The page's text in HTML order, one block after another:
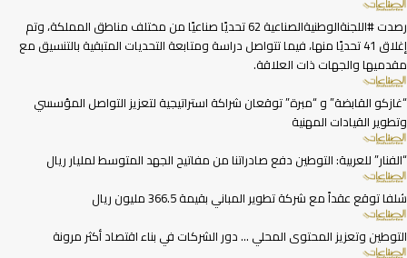
رصدت #اللجنةالوطنيةالصناعية 62 تحديًا صناعيًا من مختلف مناطق المملكة، وتم
إغلاق 41 تحديًا منها، فيما تتواصل دراسة ومتابعة التحديات المتبقية بالتنسيق مع
مقدميها والجهات ذات العلاقة.
“غازكو القابضة” و “مبرة” توقعان شراكة استراتيجية لتعزيز التواصل المؤسسي
وتطوير القيادات المهنية
“الفنار” للعربية: التوطين دفع صادراتنا من مفاتيح الجهد المتوسط لمليار ريال
شلفا توقع عقداً مع شركة تطوير المباني بقيمة 366.5 مليون ريال
التوطين وتعزيز المحتوى المحلي … دور الشركات في بناء اقتصاد أكثر مرونة